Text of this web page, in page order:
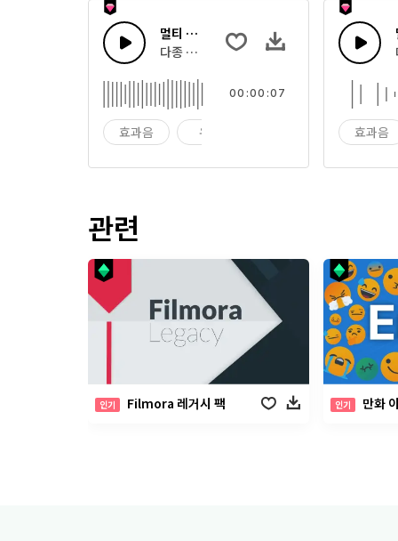
멀티 카툰 사운드 8
다종 유머러스한 카툰 효과음과 장난 소리
효과음 유머
00:00:07
효과음
관련
인기 Filmora 레거시 팩 인기 만화